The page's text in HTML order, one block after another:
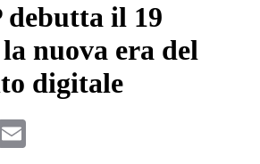
il 19
nuova era del
digitale